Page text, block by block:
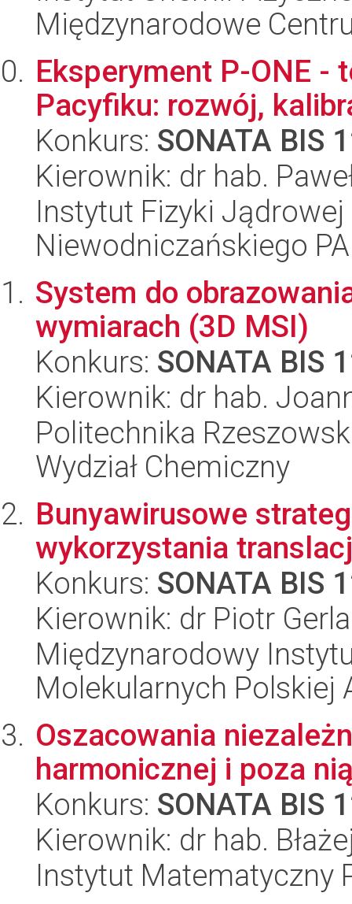
Międzynarodowe
Eksperyment P-ONE -
Pacyfiku: rozwój,
Konkurs: SONATA BIS
Kierownik: dr hab.
Instytut Fizyki
Niewodniczańskiego
System do
wymiarach (3D MSI)
Konkurs: SONATA BIS
Kierownik: dr hab.
Politechnika
Wydział Chemiczny
Bunyawirusowe
wykorzystania
Konkurs: SONATA BIS
Kierownik: dr Piotr
Międzynarodowy
Molekularnych Polskiej
Oszacowania
harmonicznej i poza
Konkurs: SONATA BIS
Kierownik: dr hab.
Instytut Matematyczny